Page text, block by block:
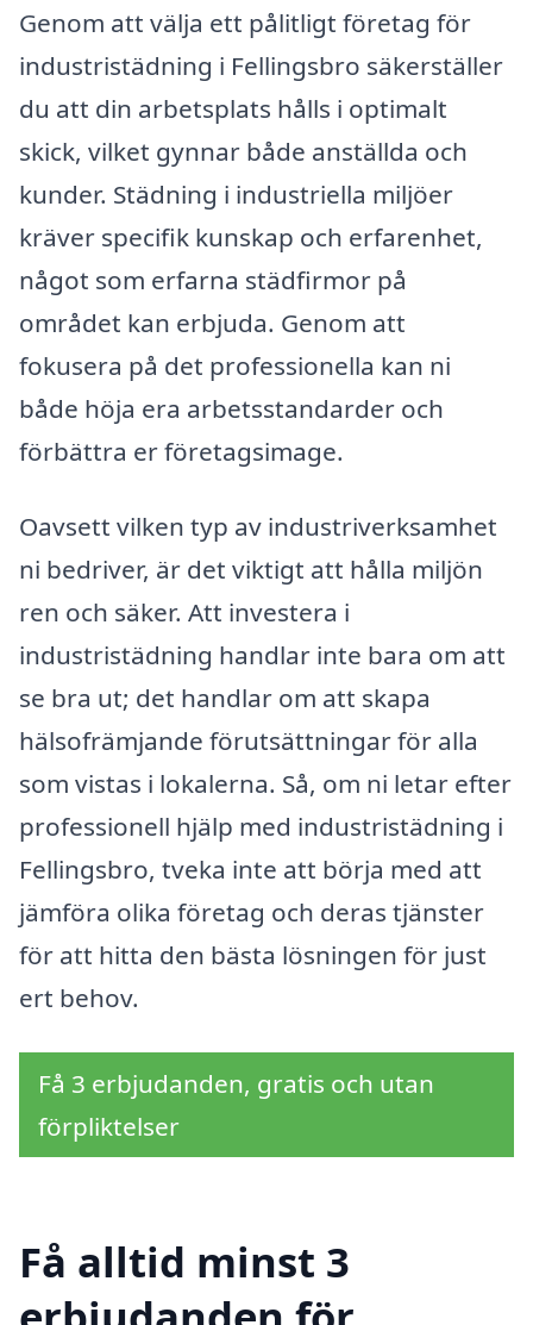
Genom att välja ett pålitligt företag för
industristädning i Fellingsbro säkerställer
du att din arbetsplats hålls i optimalt
skick, vilket gynnar både anställda och
kunder. Städning i industriella miljöer
kräver specifik kunskap och erfarenhet,
något som erfarna städfirmor på
området kan erbjuda. Genom att
fokusera på det professionella kan ni
både höja era arbetsstandarder och
förbättra er företagsimage.
Oavsett vilken typ av industriverksamhet
ni bedriver, är det viktigt att hålla miljön
ren och säker. Att investera i
industristädning handlar inte bara om att
se bra ut; det handlar om att skapa
hälsofrämjande förutsättningar för alla
som vistas i lokalerna. Så, om ni letar efter
professionell hjälp med industristädning i
Fellingsbro, tveka inte att börja med att
jämföra olika företag och deras tjänster
för att hitta den bästa lösningen för just
ert behov.
Få 3 erbjudanden, gratis och utan
förpliktelser
Få alltid minst 3